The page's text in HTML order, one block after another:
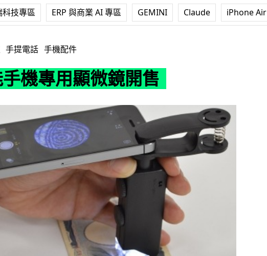
技專區 ERP 與商業 AI 專區 GEMINI Claude iPhone Air
手提電話 手機配件
機專用顯微鏡開售